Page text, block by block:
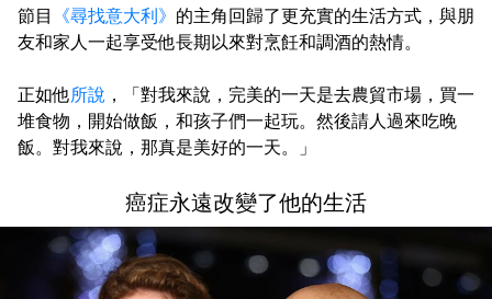
節目
《尋找意大利》 的主角回歸了更充實的生活方式，與朋
友和家人一起享受他長期以來對烹飪和調酒的熱情。
正如他所說 ，「對我來說，完美的一天是去農貿市場，買一
堆食物，開始做飯，和孩子們一起玩。然後請人過來吃晚
飯。對我來說，那真是美好的一天。」
癌症永遠改變了他的生活